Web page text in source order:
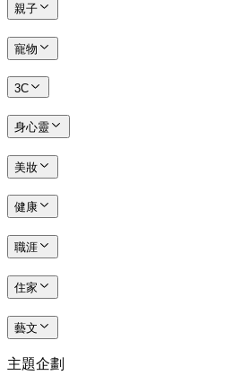
親子
寵物
3C
身心靈
美妝
健康
職涯
住家
藝文
主題企劃